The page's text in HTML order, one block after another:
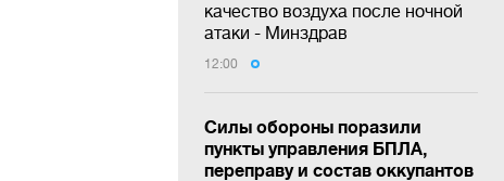
качество воздуха после ночной
атаки - Минздрав
12:00
Силы обороны поразили
пункты управления БПЛА,
переправу и состав оккупантов